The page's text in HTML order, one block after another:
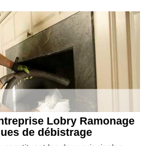
Lobry Ramonage
de débistrage